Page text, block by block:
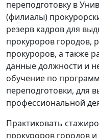
переподготовку в
(филиалы)
резерв кадров для
прокуроров городов,
прокуроров, а также
данные должности и
обучение по
переподготовки, для
профессиональной
Практиковать
прокуроров городов